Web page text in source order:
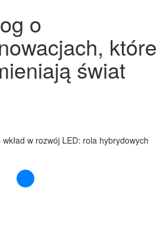
o
które
świat
w rozwój LED: rola hybrydowych